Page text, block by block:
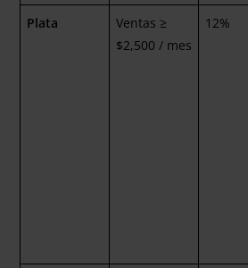
Plata
Ventas ≥
$2,500 / mes
12%